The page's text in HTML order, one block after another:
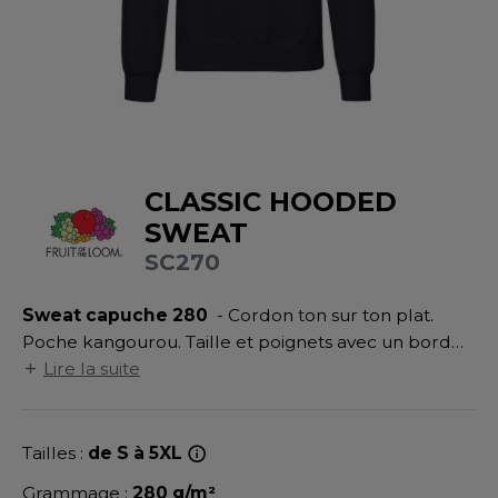
DE SERIE
VISIBILITE
DE MAISON
SI ON L'APPELAIT FRANCIS
BY PROMODORO
HALES
DE LA MER
ECORESPONSABLE
DEVENEZ REVENDEURCLASSIC HOODED
SWEAT
SC270
Sweat capuche 280
Poche kangourou. Taille et poignets avec un bord
côte en coton/Lycra® pour une meilleure tenue.
Lire la suite
Tailles : de S à 5XL
Grammage : 280 g/m²